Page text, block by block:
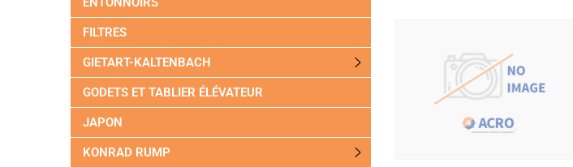
FILTRES
GIETART-KALTENBACH
GODETS ET TABLIER ÉLÉVATEUR
JAPON
KONRAD RUMP